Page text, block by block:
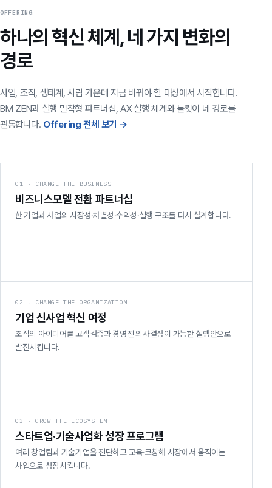
OFFERING
하나의 혁신 체계, 네 가지 변화의
경로
사업, 조직, 생태계, 사람 가운데 지금 바꿔야 할 대상에서 시작합니다.
BM ZEN과 실행 밀착형 파트너십, AX 실행 체계와 툴킷이 네 경로를
관통합니다. Offering 전체 보기 →
01 · CHANGE THE BUSINESS
비즈니스모델 전환 파트너십
한 기업과 사업의 시장성·차별성·수익성·실행 구조를 다시 설계합니다.
02 · CHANGE THE ORGANIZATION
기업 신사업 혁신 여정
조직의 아이디어를 고객검증과 경영진 의사결정이 가능한 실행안으로
발전시킵니다.
03 · GROW THE ECOSYSTEM
스타트업·기술사업화 성장 프로그램
여러 창업팀과 기술기업을 진단하고 교육·코칭해 시장에서 움직이는
사업으로 성장시킵니다.